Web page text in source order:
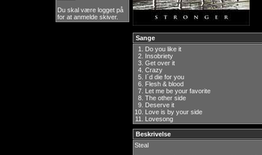
Du skal være logget på
for at anmelde skiver.
Sange
1. Do you like it
2. Insobriety
3. Get over it
4. Crazy
5. I´d die for you
6. Flesh & blood
7. Let me be your favorite
8. The other side
9. Deserve it
10. Love is by your side
11. Lovesong
Beskrivelse
Steal